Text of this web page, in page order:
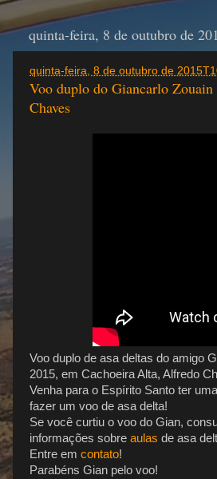
quinta-feira, 8 de outubro de
quinta-feira, 8 de outubro de
Voo duplo do Giancarlo
Chaves
Voo duplo de asa deltas do amigo
2015, em Cachoeira Alta, Alfredo
Venha para o Espírito Santo ter
fazer um voo de asa delta!
Se você curtiu o voo do Gian,
informações sobre aulas de asa
Entre em contato!
Parabéns Gian pelo voo!